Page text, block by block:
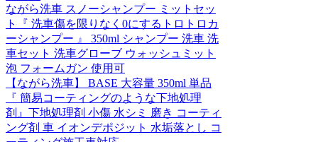
ながら洗車 スノーシャンプー ミットセッ
ト『 洗車傷を限りなく0にするトロトロカ
ーシャンプー 』 350ml シャンプー 洗車 洗
車セット 洗車グローブ ウォッシュミット
泡 フォームガン 使用可
【ながら洗車】 BASE 大容量 350ml 単品
『 簡易コーティングのような下地処理
剤』下地処理剤 小傷 水シミ 磨き コーティ
ング剤 車 イオンデポジット 水垢落とし コ